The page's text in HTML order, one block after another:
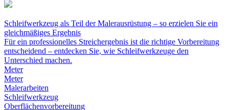
Schleifwerkzeug als Teil der Malerausrüstung – so erzielen Sie ein
gleichmäßiges Ergebnis
Für ein professionelles Streichergebnis ist die richtige Vorbereitung
entscheidend – entdecken Sie, wie Schleifwerkzeuge den
Unterschied machen.
Meter
Meter
Malerarbeiten
Schleifwerkzeug
Oberflächenvorbereitung